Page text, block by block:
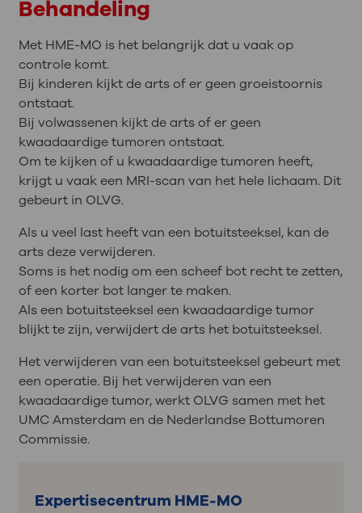
Behandeling
Met HME-MO is het belangrijk dat u vaak op
controle komt.
Bij kinderen kijkt de arts of er geen groeistoornis
ontstaat.
Bij volwassenen kijkt de arts of er geen
kwaadaardige tumoren ontstaat.
Om te kijken of u kwaadaardige tumoren heeft,
krijgt u vaak een MRI-scan van het hele lichaam. Dit
gebeurt in OLVG.
Als u veel last heeft van een botuitsteeksel, kan de
arts deze verwijderen.
Soms is het nodig om een scheef bot recht te zetten,
of een korter bot langer te maken.
Als een botuitsteeksel een kwaadaardige tumor
blijkt te zijn, verwijdert de arts het botuitsteeksel.
Het verwijderen van een botuitsteeksel gebeurt met
een operatie. Bij het verwijderen van een
kwaadaardige tumor, werkt OLVG samen met het
UMC Amsterdam en de Nederlandse Bottumoren
Commissie.
Expertisecentrum HME-MO